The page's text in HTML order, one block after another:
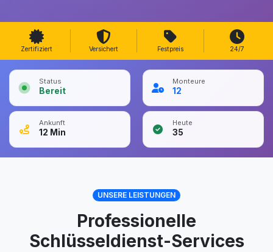
Zertifiziert Versichert Festpreis 24/7
Status
Bereit
Monteure
12
Ankunft
12 Min
Heute
35
UNSERE LEISTUNGEN
Professionelle
Schlüsseldienst-Services